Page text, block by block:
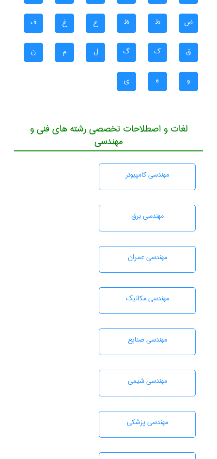
ض ط ظ ع غ ف
ق ک گ ل م ن
و ه ی
لغات و اصطلاحات تخصصی رشته های فنی و
مهندسی
مهندسی كامپيوتر
مهندسی برق
مهندسی عمران
مهندسی مکانیک
مهندسی صنايع
مهندسي شيمی
مهندسی پزشکی